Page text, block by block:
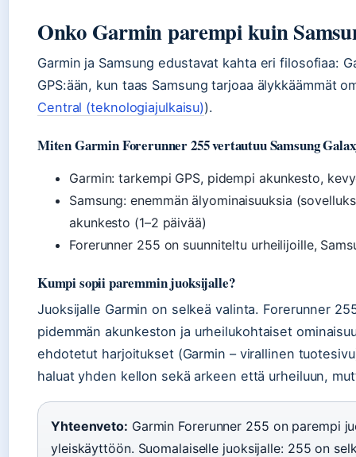
Onko Garmin parempi kuin
Garmin ja Samsung edustavat kahta eri filosofiaa:
GPS:ään, kun taas Samsung tarjoaa älykkäämmät
Central (teknologiajulkaisu)).
Miten Garmin Forerunner 255 vertautuu Samsung
Garmin: tarkempi GPS, pidempi akunkesto,
Samsung: enemmän älyominaisuuksia
akunkesto (1–2 päivää)
Forerunner 255 on suunniteltu urheilijoille,
Kumpi sopii paremmin juoksijalle?
Juoksijalle Garmin on selkeä valinta. Forerunner
pidemmän akunkeston ja urheilukohtaiset
ehdotetut harjoitukset (Garmin – virallinen
haluat yhden kellon sekä arkeen että urheiluun,
Yhteenveto: Garmin Forerunner 255 on parempi
yleiskäyttöön. Suomalaiselle juoksijalle: 255 on